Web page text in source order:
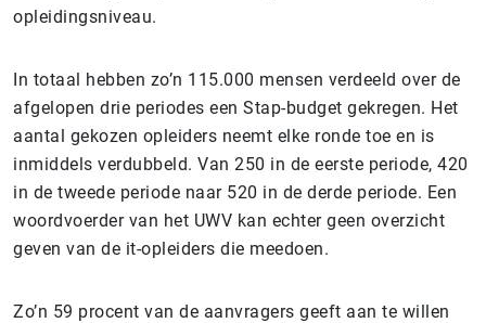
opleidingsniveau.
In totaal hebben zo’n 115.000 mensen verdeeld over de
afgelopen drie periodes een Stap-budget gekregen. Het
aantal gekozen opleiders neemt elke ronde toe en is
inmiddels verdubbeld. Van 250 in de eerste periode, 420
in de tweede periode naar 520 in de derde periode. Een
woordvoerder van het UWV kan echter geen overzicht
geven van de it-opleiders die meedoen.
Zo’n 59 procent van de aanvragers geeft aan te willen